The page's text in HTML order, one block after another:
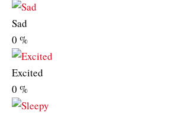
Sad
0 %
Excited
0 %